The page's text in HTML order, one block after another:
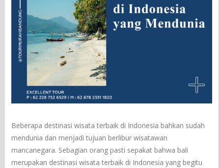
Beberapa destinasi wisata terbaik di Indonesia bahkan sudah
mendunia dan menjadi tujuan berlibur wisatawan
mancanegara. Sebagian orang pasti sepakat bahwa bali
merupakan destinasi wisata terbaik di Indonesia yang begitu